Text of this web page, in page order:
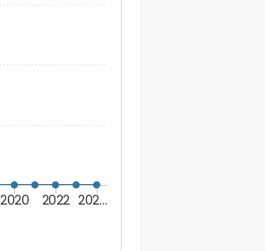
2020 2022 202…